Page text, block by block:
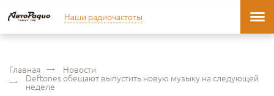
Наши радиочастоты
Главная Новости
Deftones обещают выпустить новую музыку на следующей
неделе